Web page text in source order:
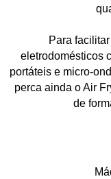
Para
eletrodomésticos
portáteis e micro-
perca ainda o Air
de